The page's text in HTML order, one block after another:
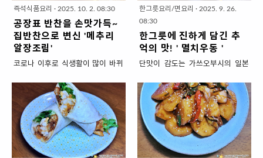
습..
으로 ~..
들이 육가공식품을 어찌나 '디스'하
던지..몸에 좋은 아보카도와 아침에
꼭 먹어야하는 단백질 '달걀'을 넣어
건강 챙긴 '아보카도 샌드위치'를 만
들어보겠습니다.햄이 없어도~ 든든
하고 단짠단짠 소스없이도 상큼 고
식사로 먹고 있습니다.건강한게 맛
있기는 어려운 법인데... 그걸 해냈
네요. 그 어렵다는~ 건강하고 맛있
는 '아보카도 샌드위치' 1. 재료 준
비 ( 1인분) ▣ 주재료 : 아보..
개에 꽃게만 추가해서 간단하게 만
들어보세요.꽃게맛이 강한 된장에
밀리지 않도록 평소보다는 된장은
적게~단맛을 살리는 '고추장'도 줄
여서 텁텁함 없이 깔끔하게 만들었
습니다.발라 먹기 귀찮은 분들에게
경험 가능!! 쉽고 깔끔하게 끓이는
'꽃게 된장찌개' 1. 재료 준비 (4인
분) ▣주재료 : 꽃게 (큰것) 2마리, 애
호박1개, 느타리버섯 2주먹, 무 한
토막( 길이2.5cm x 지름 10c..
즉석식품요리 · 2025. 10. 2. 08:30
공장표 반찬을 손맛가득~
집반찬으로 변신 '메추리
알장조림'
코로나 이후로 식생활이 많이 바뀌
품... 등이 우리 식탁에 자주 올라오
게 되었는데요.간편한 맛에 종종 사
먹는데손맛이 무엇인지 잘 알고 있
어서 그런지 뭔가 빠진듯한 서운한
맛이 느껴집니다.오늘은 공장표 '메
추리알장조림'을 엄마의 손맛이 가
한그릇요리/면요리 ·2025. 9. 26.
08:30
한그릇에 진하게 담긴 추
억의 맛! ' 멸치우동 '
단맛이 감도는 가쓰오부시의 일본
한국인의 우동은 시원한 멸치맛이
었습니다.학교 앞 분식집~ 기차역
앞 우동집~ 재래시장 식당~우리가
어릴때 가던 그 분식집 생각해보세
요.멸치맛 진하게 우려서 탱글~쫄
깃하지 않은!! 뚝뚝 끊기는 우동면